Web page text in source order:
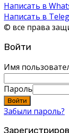
Написать в
Написать в
© все права
Войти
Имя
Пароль
Войти
Забыли пароль?